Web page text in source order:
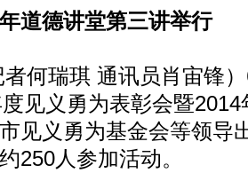
道德讲堂第三讲举行
瑞琪 通讯员肖宙锋）
见义勇为表彰会暨
见义勇为基金会等领导
250人参加活动。